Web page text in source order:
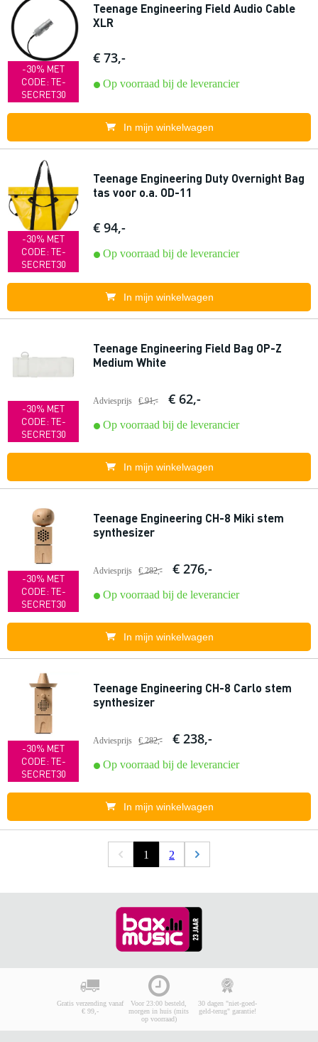
-30% MET
CODE: TE-
SECRET30
Teenage Engineering Field Audio Cable
XLR
€ 73,-
Op voorraad bij de leverancier
In mijn winkelwagen
-30% MET
CODE: TE-
SECRET30
Teenage Engineering Duty Overnight Bag
tas voor o.a. OD-11
€ 94,-
Op voorraad bij de leverancier
In mijn winkelwagen
-30% MET
CODE: TE-
SECRET30
Teenage Engineering Field Bag OP-Z
Medium White
Adviesprijs € 91,- € 62,-
Op voorraad bij de leverancier
In mijn winkelwagen
-30% MET
CODE: TE-
SECRET30
Teenage Engineering CH-8 Miki stem
synthesizer
Adviesprijs € 282,- € 276,-
Op voorraad bij de leverancier
In mijn winkelwagen
-30% MET
CODE: TE-
SECRET30
Teenage Engineering CH-8 Carlo stem
synthesizer
Adviesprijs € 282,- € 238,-
Op voorraad bij de leverancier
In mijn winkelwagen
1 2
Gratis verzending vanaf
€ 99,-
Voor 23:00 besteld,
morgen in huis (mits
op voorraad)
30 dagen "niet-goed-
geld-terug" garantie!